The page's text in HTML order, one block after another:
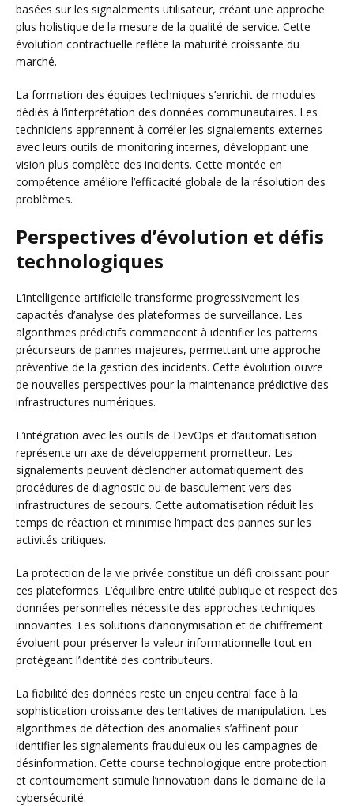
basées sur les signalements utilisateur, créant une approche
plus holistique de la mesure de la qualité de service. Cette
évolution contractuelle reflète la maturité croissante du
marché.
La formation des équipes techniques s’enrichit de modules
dédiés à l’interprétation des données communautaires. Les
techniciens apprennent à corréler les signalements externes
avec leurs outils de monitoring internes, développant une
vision plus complète des incidents. Cette montée en
compétence améliore l’efficacité globale de la résolution des
problèmes.
Perspectives d’évolution et défis
technologiques
L’intelligence artificielle transforme progressivement les
capacités d’analyse des plateformes de surveillance. Les
algorithmes prédictifs commencent à identifier les patterns
précurseurs de pannes majeures, permettant une approche
préventive de la gestion des incidents. Cette évolution ouvre
de nouvelles perspectives pour la maintenance prédictive des
infrastructures numériques.
L’intégration avec les outils de DevOps et d’automatisation
représente un axe de développement prometteur. Les
signalements peuvent déclencher automatiquement des
procédures de diagnostic ou de basculement vers des
infrastructures de secours. Cette automatisation réduit les
temps de réaction et minimise l’impact des pannes sur les
activités critiques.
La protection de la vie privée constitue un défi croissant pour
ces plateformes. L’équilibre entre utilité publique et respect des
données personnelles nécessite des approches techniques
innovantes. Les solutions d’anonymisation et de chiffrement
évoluent pour préserver la valeur informationnelle tout en
protégeant l’identité des contributeurs.
La fiabilité des données reste un enjeu central face à la
sophistication croissante des tentatives de manipulation. Les
algorithmes de détection des anomalies s’affinent pour
identifier les signalements frauduleux ou les campagnes de
désinformation. Cette course technologique entre protection
et contournement stimule l’innovation dans le domaine de la
cybersécurité.